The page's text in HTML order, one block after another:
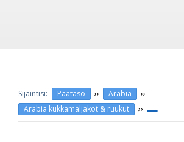
Päätaso ›› Arabia ››
Arabia kukkamaljakot & ruukut ››